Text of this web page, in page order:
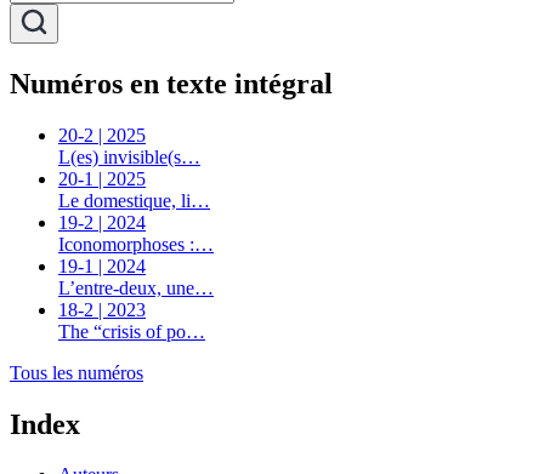
Numéros en texte intégral
20-2 | 2025
L(es) invisible(s…
20-1 | 2025
Le domestique, li…
19-2 | 2024
Iconomorphoses :…
19-1 | 2024
L’entre-deux, une…
18-2 | 2023
The “crisis of po…
Tous les numéros
Index